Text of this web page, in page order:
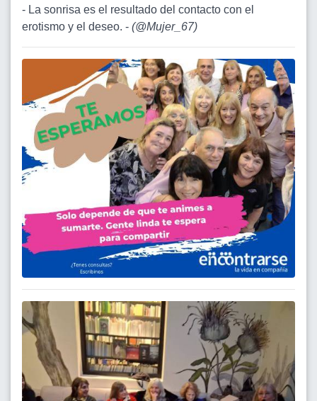
- La sonrisa es el resultado del contacto con el
erotismo y el deseo. - (@Mujer_67)